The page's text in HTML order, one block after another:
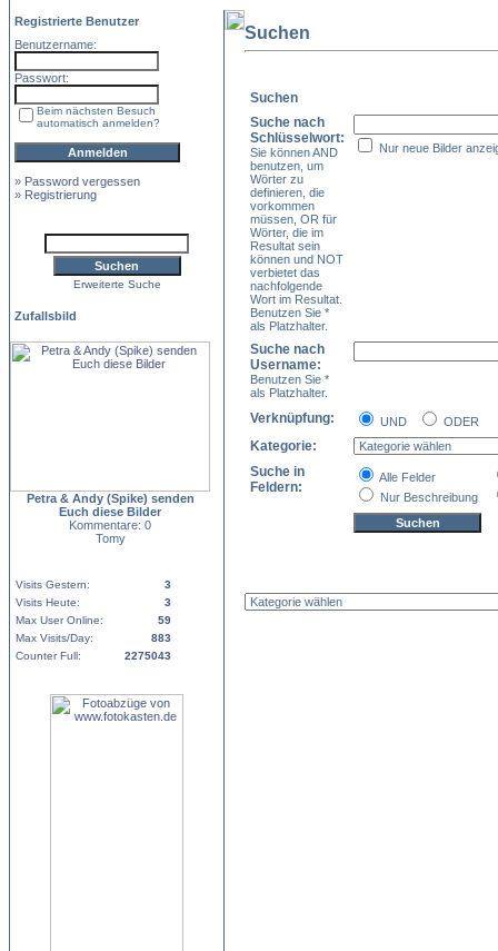
Registrierte Benutzer
Benutzername:
Passwort:
Beim nächsten Besuch
automatisch anmelden?
» Password vergessen
» Registrierung
Erweiterte Suche
Zufallsbild
Petra & Andy (Spike) senden
Euch diese Bilder
Kommentare: 0
Tomy
Visits Gestern:
3
Visits Heute:
3
Max User Online:
59
Max Visits/Day:
883
Counter Full:
2275043
Suchen
Suchen
Suche nach
Schlüsselwort:
Sie können AND
benutzen, um
Wörter zu
definieren, die
vorkommen
müssen, OR für
Wörter, die im
Resultat sein
können und NOT
verbietet das
nachfolgende
Wort im Resultat.
Benutzen Sie *
als Platzhalter.
Nur neue Bilder
Suche nach
Username:
Benutzen Sie *
als Platzhalter.
Verknüpfung: UND ODER
Kategorie:
Suche in
Feldern:
Alle Felder
Nur Beschreibung